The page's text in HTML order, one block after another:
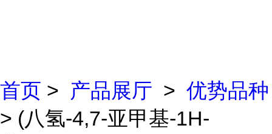
首页 > 产品展厅 > 优势品种
> (八氢-4,7-亚甲基-1H-